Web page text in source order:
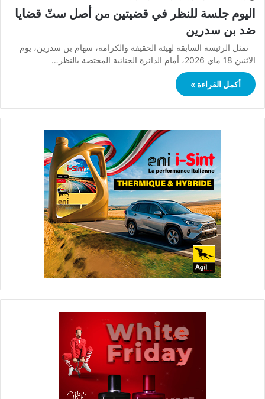
اليوم جلسة للنظر في قضيتين من أصل ستّ قضايا
ضد بن سدرين
تمثل الرئيسة السابقة لهيئة الحقيقة والكرامة، سهام بن سدرين، يوم
الاثنين 18 ماي 2026، أمام الدائرة الجنائية المختصة بالنظر…
أكمل القراءة »